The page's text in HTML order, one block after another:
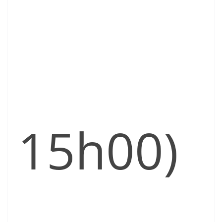
15h00)